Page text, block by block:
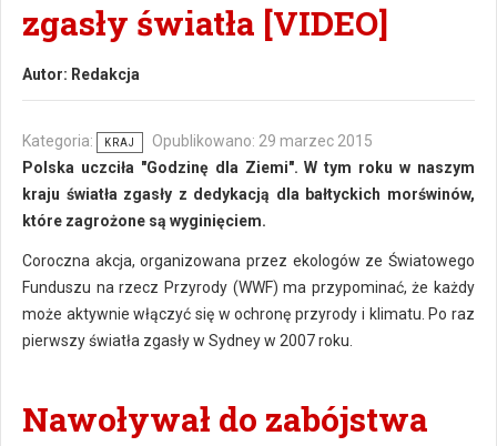
zgasły światła [VIDEO]
Autor: Redakcja
Kategoria: KRAJ
Opublikowano: 29 marzec 2015
Polska uczciła "Godzinę dla Ziemi". W tym roku w naszym
kraju światła zgasły z dedykacją dla bałtyckich morświnów,
które zagrożone są wyginięciem.
Coroczna akcja, organizowana przez ekologów ze Światowego
Funduszu na rzecz Przyrody (WWF) ma przypominać, że każdy
może aktywnie włączyć się w ochronę przyrody i klimatu. Po raz
pierwszy światła zgasły w Sydney w 2007 roku.
Nawoływał do zabójstwa